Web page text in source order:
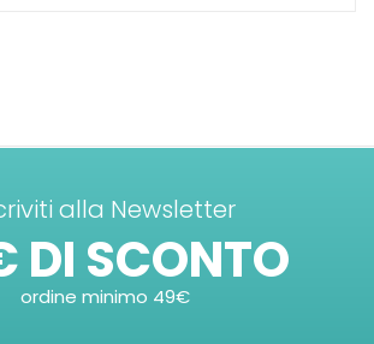
alla Newsletter
SCONTO
ordine minimo 49€